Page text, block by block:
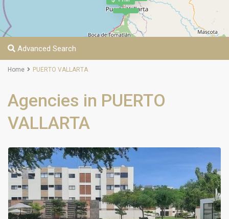
Advanced Search
Home PUERTO VALLARTA
Agencies in PUERTO
VALLARTA